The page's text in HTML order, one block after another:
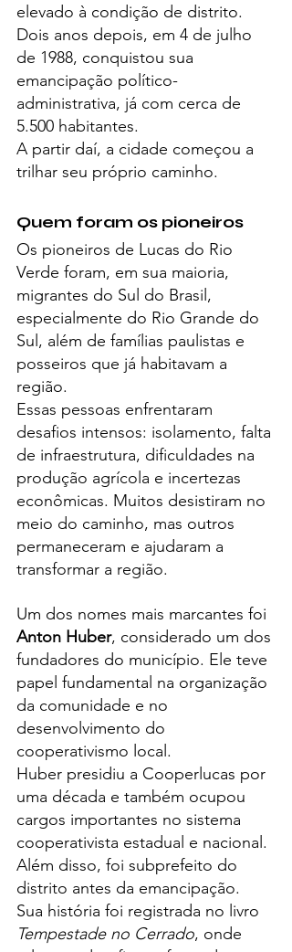
elevado à condição de distrito.
Dois anos depois, em 4 de julho
de 1988, conquistou sua
emancipação político-
administrativa, já com cerca de
5.500 habitantes.
A partir daí, a cidade começou a
trilhar seu próprio caminho.
Quem foram os pioneiros
Os pioneiros de Lucas do Rio
Verde foram, em sua maioria,
migrantes do Sul do Brasil,
especialmente do Rio Grande do
Sul, além de famílias paulistas e
posseiros que já habitavam a
região.
Essas pessoas enfrentaram
desafios intensos: isolamento, falta
de infraestrutura, dificuldades na
produção agrícola e incertezas
econômicas. Muitos desistiram no
meio do caminho, mas outros
permaneceram e ajudaram a
transformar a região.
Um dos nomes mais marcantes foi
Anton Huber, considerado um dos
fundadores do município. Ele teve
papel fundamental na organização
da comunidade e no
desenvolvimento do
cooperativismo local.
Huber presidiu a Cooperlucas por
uma década e também ocupou
cargos importantes no sistema
cooperativista estadual e nacional.
Além disso, foi subprefeito do
distrito antes da emancipação.
Sua história foi registrada no livro
Tempestade no Cerrado, onde